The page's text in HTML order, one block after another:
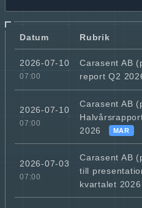
Datum Rubrik
2026-07-10
07:00
Carasent AB
report Q2
2026-07-10
07:00
Carasent AB
2026
MAR
2026-07-03
07:00
Carasent AB
till
kvartalet 2026